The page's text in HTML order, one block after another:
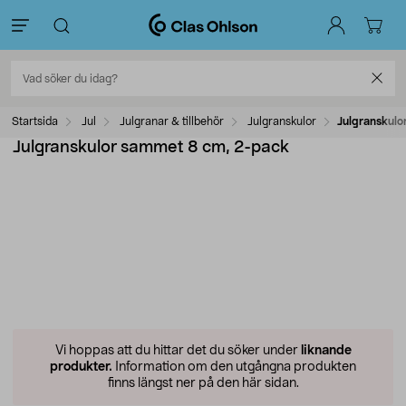
Startsida Jul Julgranar & tillbehör Julgranskulor
Julgranskulor sammet 8 cm, 2-pack
Vi hoppas att du hittar det du söker under liknande
produkter. Information om den utgångna produkten
finns längst ner på den här sidan.